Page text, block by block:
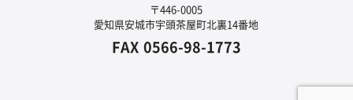
〒446-0005
愛知県安城市宇頭茶屋町北裏14番地
FAX 0566-98-1773